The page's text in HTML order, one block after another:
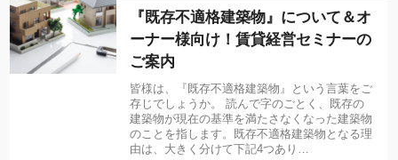
『既存不適格建築物』について＆オ
ーナー様向け！賃貸経営セミナーの
ご案内
皆様は、『既存不適格建築物』という言葉をご
存じでしょうか。 読んで字のごとく、既存の
建築物が現在の基準を満たさなくなった建築物
のことを指します。既存不適格建築物となる理
由は、大きく分けて下記4つあり…